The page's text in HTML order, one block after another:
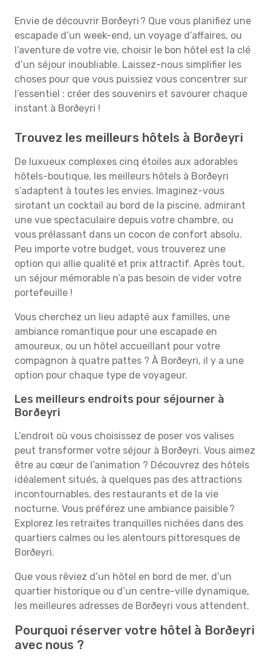
Envie de découvrir Borðeyri ? Que vous planifiez une
escapade d’un week-end, un voyage d’affaires, ou
l’aventure de votre vie, choisir le bon hôtel est la clé
d’un séjour inoubliable. Laissez-nous simplifier les
choses pour que vous puissiez vous concentrer sur
l’essentiel : créer des souvenirs et savourer chaque
instant à Borðeyri !
Trouvez les meilleurs hôtels à Borðeyri
De luxueux complexes cinq étoiles aux adorables
hôtels-boutique, les meilleurs hôtels à Borðeyri
s’adaptent à toutes les envies. Imaginez-vous
sirotant un cocktail au bord de la piscine, admirant
une vue spectaculaire depuis votre chambre, ou
vous prélassant dans un cocon de confort absolu.
Peu importe votre budget, vous trouverez une
option qui allie qualité et prix attractif. Après tout,
un séjour mémorable n’a pas besoin de vider votre
portefeuille !
Vous cherchez un lieu adapté aux familles, une
ambiance romantique pour une escapade en
amoureux, ou un hôtel accueillant pour votre
compagnon à quatre pattes ? À Borðeyri, il y a une
option pour chaque type de voyageur.
Les meilleurs endroits pour séjourner à
Borðeyri
L’endroit où vous choisissez de poser vos valises
peut transformer votre séjour à Borðeyri. Vous aimez
être au cœur de l’animation ? Découvrez des hôtels
idéalement situés, à quelques pas des attractions
incontournables, des restaurants et de la vie
nocturne. Vous préférez une ambiance paisible ?
Explorez les retraites tranquilles nichées dans des
quartiers calmes ou les alentours pittoresques de
Borðeyri.
Que vous rêviez d’un hôtel en bord de mer, d’un
quartier historique ou d’un centre-ville dynamique,
les meilleures adresses de Borðeyri vous attendent.
Pourquoi réserver votre hôtel à Borðeyri
avec nous ?